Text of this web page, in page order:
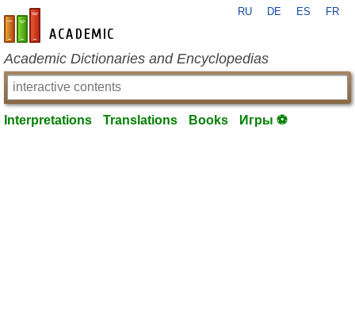
en-academic.com
RU DE ES FR
Academic Dictionaries and Encyclopedias
Interpretations Translations Books Игры ⚽